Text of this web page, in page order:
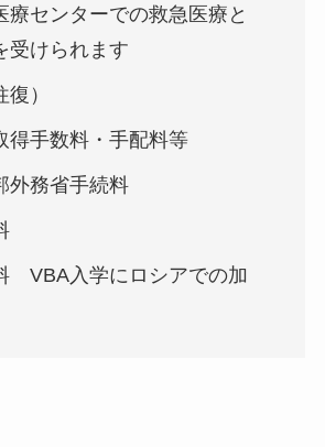
療センターでの救急医療と
受けられます
）
得手数料・手配料等
外務省手続料
VBA入学にロシアでの加